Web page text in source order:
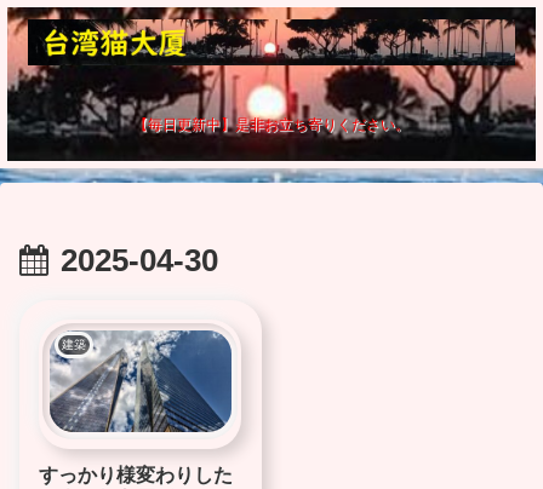
【毎日更新中】是非お立ち寄りください。
2025-04-30
建築
すっかり様変わりした